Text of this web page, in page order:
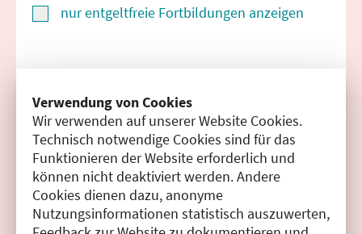
Verwendung von Cookies
Wir verwenden auf unserer Website Cookies.
Technisch notwendige Cookies sind für das
Funktionieren der Website erforderlich und
können nicht deaktiviert werden. Andere
Cookies dienen dazu, anonyme
Nutzungsinformationen statistisch auszuwerten,
nur entgeltfreie Fortbildungen anzeigen
Filter zurücksetzen
Ergebnisse drucken